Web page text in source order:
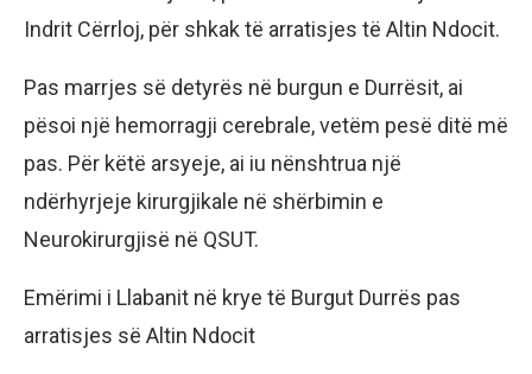
Indrit Cërrloj, për shkak të arratisjes të Altin Ndocit.
Pas marrjes së detyrës në burgun e Durrësit, ai
pësoi një hemorragji cerebrale, vetëm pesë ditë më
pas. Për këtë arsyeje, ai iu nënshtrua një
ndërhyrjeje kirurgjikale në shërbimin e
Neurokirurgjisë në QSUT.
Emërimi i Llabanit në krye të Burgut Durrës pas
arratisjes së Altin Ndocit